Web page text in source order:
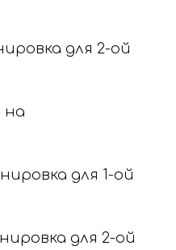
для 2-ой
на
для 1-ой
для 2-ой